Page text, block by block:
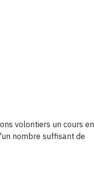
volontiers un cours en
nombre suffisant de